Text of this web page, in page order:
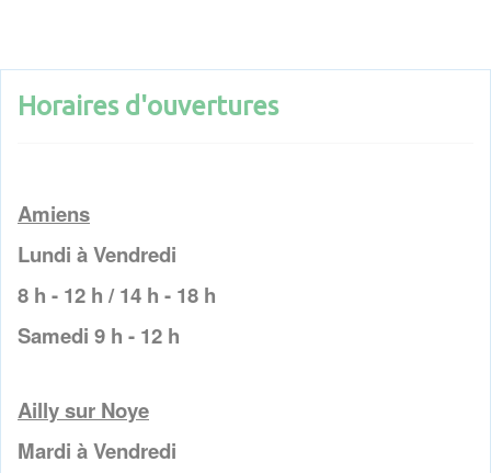
Horaires d'ouvertures
Amiens
Lundi à Vendredi
8 h - 12 h / 14 h - 18 h
Samedi 9 h - 12 h
Ailly sur Noye
Mardi à Vendredi